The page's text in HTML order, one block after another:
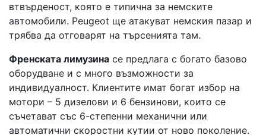
втвърденост, която е типична за немските
автомобили. Peugeot ще атакуват немския пазар и
трябва да отговарят на търсенията там.
Френската лимузина се предлага с богато базово
оборудване и с много възможности за
индивидуалност. Клиентите имат богат избор на
мотори – 5 дизелови и 6 бензинови, които се
съчетават със 6-степенни механични или
автоматични скоростни кутии от ново поколение.